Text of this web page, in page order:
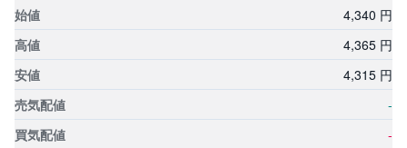
4,340 円
4,365 円
4,315 円
-
-